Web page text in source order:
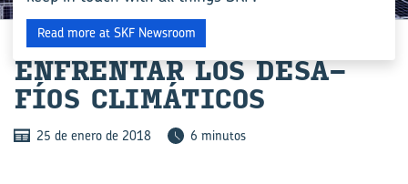
EN­FREN­TAR LOS DE­SA­
FÍOS CLI­MÁ­TI­COS
25 de enero de 2018 6 minutos
Read more at SKF Newsroom